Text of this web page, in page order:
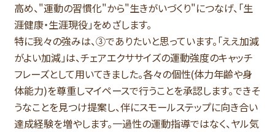
高め、"運動の習慣化"から"生きがいづくり"につなげ、「生
涯健康・生涯現役」をめざします。
特に我々の強みは、③でありたいと思っています。「ええ加減
がよい加減」は、チェアエクササイズの運動強度のキャッチ
フレーズとして用いてきました。各々の個性(体力年齢や身
体能力)を尊重しマイペースで行うことを承認します。できそ
うなことを見つけ提案し、伴にスモールステップに向き合い
達成経験を増やします。一過性の運動指導ではなく、ヤル気